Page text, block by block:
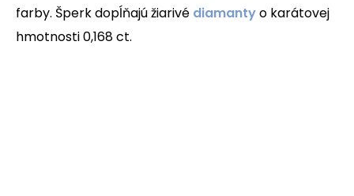
farby. Šperk dopĺňajú žiarivé diamantyo karátovej
hmotnosti 0,168 ct.